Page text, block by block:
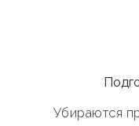
Убираются